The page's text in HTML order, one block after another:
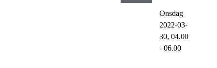
Onsdag
2022-03-
30, 04.00
- 06.00